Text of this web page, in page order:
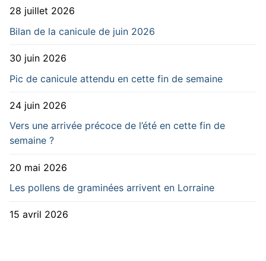
28 juillet 2026
Bilan de la canicule de juin 2026
30 juin 2026
Pic de canicule attendu en cette fin de semaine
24 juin 2026
Vers une arrivée précoce de l’été en cette fin de
semaine ?
20 mai 2026
Les pollens de graminées arrivent en Lorraine
15 avril 2026